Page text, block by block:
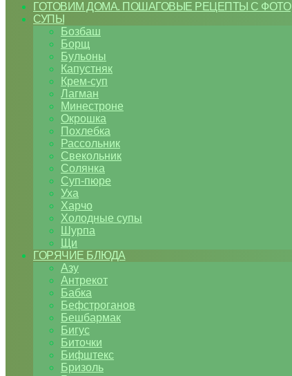
ГОТОВИМ ДОМА. ПОШАГОВЫЕ РЕЦЕПТЫ С ФОТО
СУПЫ
Бозбаш
Борщ
Бульоны
Капустняк
Крем-суп
Лагман
Минестроне
Окрошка
Похлебка
Рассольник
Свекольник
Солянка
Суп-пюре
Уха
Харчо
Холодные супы
Шурпа
Щи
ГОРЯЧИЕ БЛЮДА
Азу
Антрекот
Бабка
Бефстроганов
Бешбармак
Бигус
Биточки
Бифштекс
Бризоль